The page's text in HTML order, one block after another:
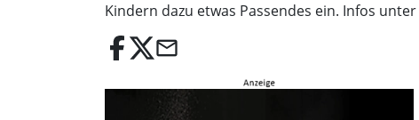
Kindern dazu etwas Passendes ein. Infos unter
email